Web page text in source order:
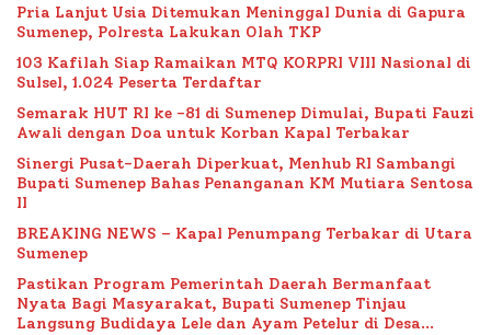
Pria Lanjut Usia Ditemukan Meninggal Dunia di Gapura
Sumenep, Polresta Lakukan Olah TKP
103 Kafilah Siap Ramaikan MTQ KORPRI VIII Nasional di
Sulsel, 1.024 Peserta Terdaftar
Semarak HUT RI ke -81 di Sumenep Dimulai, Bupati Fauzi
Awali dengan Doa untuk Korban Kapal Terbakar
Sinergi Pusat-Daerah Diperkuat, Menhub RI Sambangi
Bupati Sumenep Bahas Penanganan KM Mutiara Sentosa
II
BREAKING NEWS – Kapal Penumpang Terbakar di Utara
Sumenep
Pastikan Program Pemerintah Daerah Bermanfaat
Nyata Bagi Masyarakat, Bupati Sumenep Tinjau
Langsung Budidaya Lele dan Ayam Petelur di Desa